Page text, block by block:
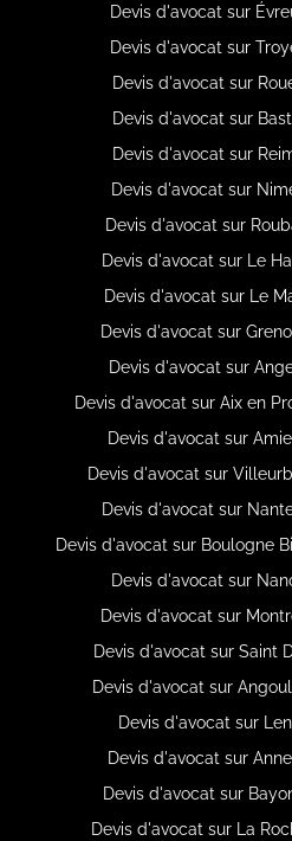
Devis d'avocat sur
Devis d'avocat sur
Devis d'avocat sur
Devis d'avocat sur
Devis d'avocat sur
Devis d'avocat sur
Devis d'avocat sur
Devis d'avocat sur Le
Devis d'avocat sur Le
Devis d'avocat sur
Devis d'avocat sur
Devis d'avocat sur Aix en
Devis d'avocat sur
Devis d'avocat sur
Devis d'avocat sur
Devis d'avocat sur Boulogne
Devis d'avocat sur
Devis d'avocat sur
Devis d'avocat sur Saint
Devis d'avocat sur
Devis d'avocat sur
Devis d'avocat sur
Devis d'avocat sur
Devis d'avocat sur La